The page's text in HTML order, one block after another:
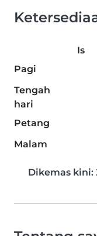
Is
Pagi
Tengah
hari
Petang
Malam
Dikemas kini: